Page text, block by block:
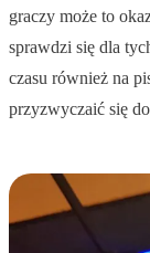
graczy może to
sprawdzi się dla
czasu również na
przyzwyczaić się